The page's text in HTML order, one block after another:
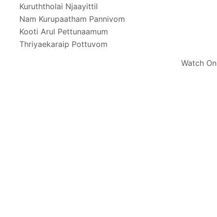
Kuruththolai Njaayittil
Nam Kurupaatham Pannivom
Kooti Arul Pettunaamum
Thriyaekaraip Pottuvom
Watch